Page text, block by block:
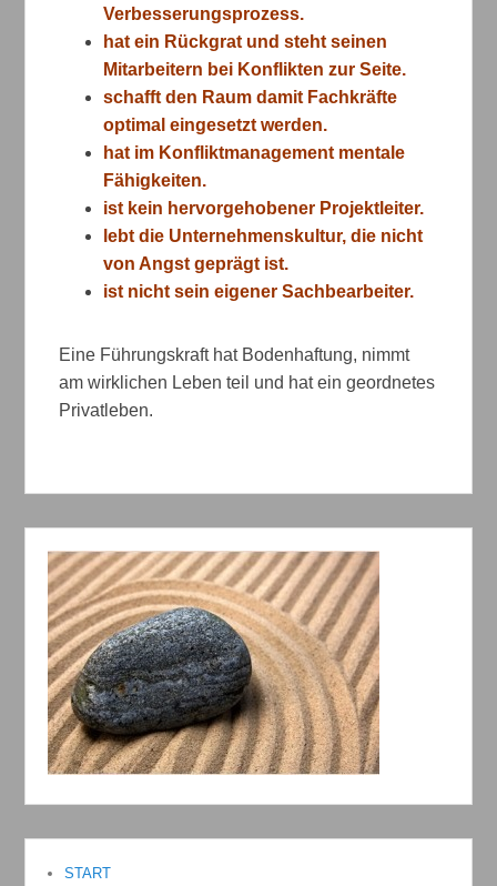
Verbesserungsprozess.
hat ein Rückgrat und steht seinen
Mitarbeitern bei Konflikten zur Seite.
schafft den Raum damit Fachkräfte
optimal eingesetzt werden.
hat im Konfliktmanagement mentale
Fähigkeiten.
ist kein hervorgehobener Projektleiter.
lebt die Unternehmenskultur, die nicht
von Angst geprägt ist.
ist nicht sein eigener Sachbearbeiter.
Eine Führungskraft hat Bodenhaftung, nimmt
am wirklichen Leben teil und hat ein geordnetes
Privatleben.
START